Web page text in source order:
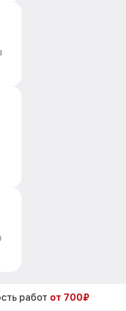
работ от 700₽